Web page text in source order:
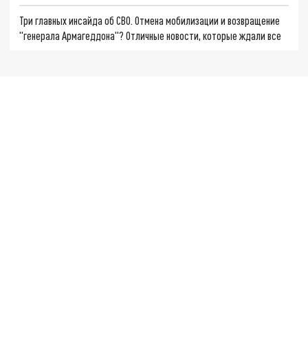
Три главных инсайда об СВО. Отмена мобилизации и возвращение
"генерала Армагеддона"? Отличные новости, которые ждали все